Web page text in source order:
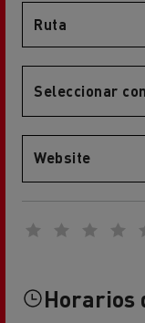
Ruta
Seleccionar
Website
Horarios